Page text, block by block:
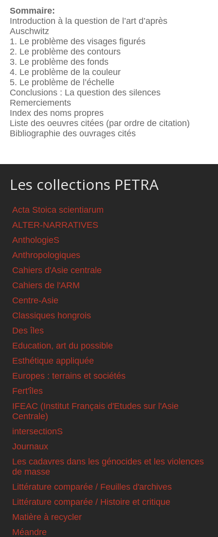
Sommaire:
Introduction à la question de l’art d’après
Auschwitz
1. Le problème des visages figurés
2. Le problème des contours
3. Le problème des fonds
4. Le problème de la couleur
5. Le problème de l’échelle
Conclusions : La question des silences
Remerciements
Index des noms propres
Liste des oeuvres citées (par ordre de citation)
Bibliographie des ouvrages cités
Les collections PETRA
Acta Stoica scientiarum
ALTER-NARRATIVES
AnthologieS
Anthropologiques
Cahiers d'Asie centrale
Cahiers de l'ARM
Centre-Asie
Classiques hongrois
Des îles
Education, art du possible
Esthétique appliquée
Europes : terrains et sociétés
Fert'îles
IFEAC (Institut Français d'Etudes sur l'Asie
Centrale)
intersectionS
Journaux
Les cadavres dans les génocides et les violences
de masse
Littérature comparée / Feuilles d'archives
Littérature comparée / Histoire et critique
Matière à recycler
Méandre